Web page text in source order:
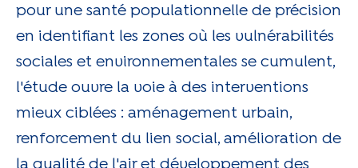
pour une santé populationnelle de précision
en identifiant les zones où les vulnérabilités
sociales et environnementales se cumulent,
l'étude ouvre la voie à des interventions
mieux ciblées : aménagement urbain,
renforcement du lien social, amélioration de
la qualité de l'air et développement des